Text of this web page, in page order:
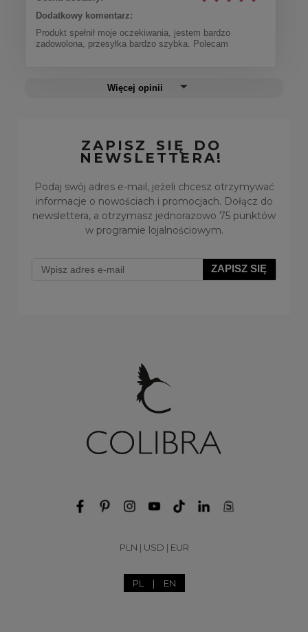
Dodatkowy komentarz:
Produkt spełnił moje oczekiwania, jestem bardzo
zadowolona, przesyłka bardzo szybka. Polecam
Więcej opinii
ZAPISZ SIĘ DO
NEWSLETTERA!
Podaj swój adres e-mail, jeżeli chcesz otrzymywać
informacje o nowościach i promocjach. Dołącz do
newslettera, a otrzymasz jednorazowo 75 punktów
w programie lojalnościowym.
ZAPISZ SIĘ
PLN | USD | EUR
PL | EN